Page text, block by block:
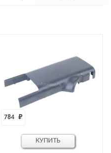
784 ₽
КУПИТЬ